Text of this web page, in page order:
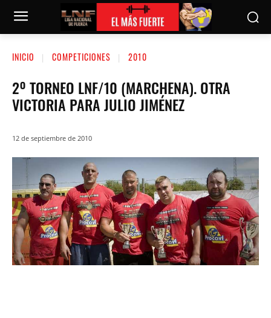
INICIO COMPETICIONES 2010
2º TORNEO LNF/10 (MARCHENA). OTRA
VICTORIA PARA JULIO JIMÉNEZ
12 de septiembre de 2010